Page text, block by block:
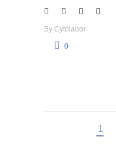
By Cytolabor
0
1